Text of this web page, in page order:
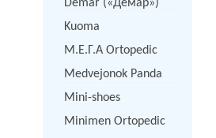
Demar («Демар»)
Kuoma
M.Е.Г.А Ortopedic
Medvejonok Panda
Mini-shoes
Minimen Ortopedic